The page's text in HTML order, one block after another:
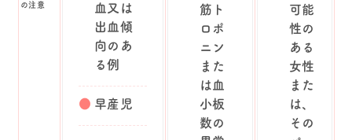
の注意
血又は
出血傾
向のあ
る例
早産児
筋ト
ロポ
ニン
また
は血
小板
数の
可能
性の
ある
女性
また
は、
その